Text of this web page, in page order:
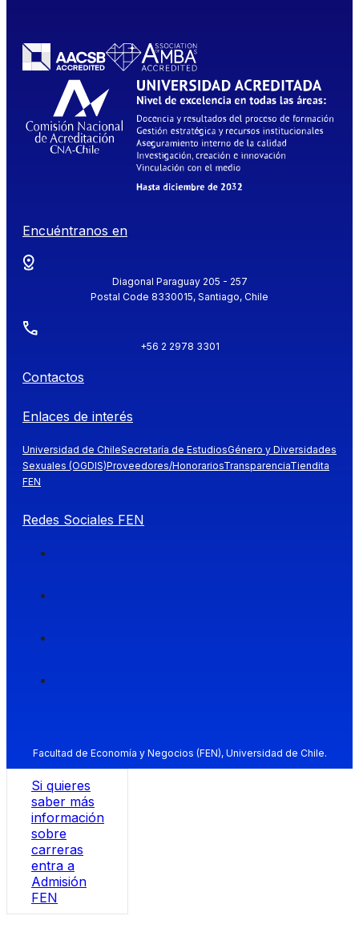
Encuéntranos en
Diagonal Paraguay 205 - 257
Postal Code 8330015, Santiago, Chile
+56 2 2978 3301
Contactos
Enlaces de interés
Universidad de ChileSecretaría de EstudiosGénero y Diversidades
Sexuales (OGDIS)Proveedores/HonorariosTransparenciaTiendita
FEN
Redes Sociales FEN
Facultad de Economía y Negocios (FEN), Universidad de Chile.
Si quieres
saber más
información
sobre
carreras
entra a
Admisión
FEN